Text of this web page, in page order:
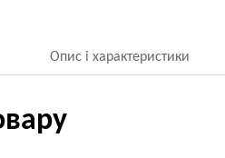
Опис і характеристики